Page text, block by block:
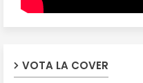
VOTA LA COVER